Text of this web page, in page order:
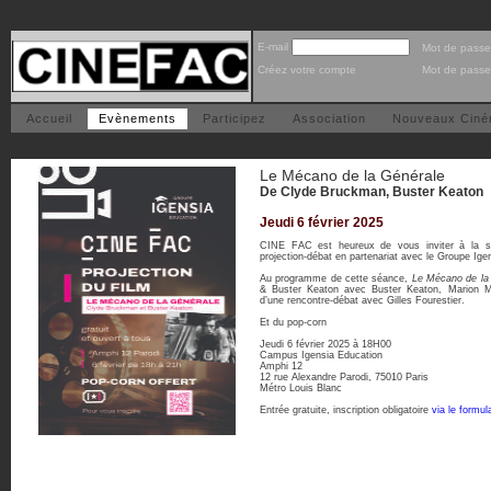
E-mail
Mot de passe
Créez votre compte
Mot de
Accueil Evènements Participez Association Nouveaux
Le Mécano de la Générale
De Clyde Bruckman, Buster Keaton
Jeudi 6 février 2025
CINE FAC est heureux de vous inviter à la
projection-débat en partenariat avec le Groupe
Au programme de cette séance, Le Mécano de la
& Buster Keaton avec Buster Keaton, Marion
d’une rencontre-débat avec Gilles Fourestier.
Et du pop-corn
Jeudi 6 février 2025 à 18H00
Campus Igensia Education
Amphi 12
12 rue Alexandre Parodi, 75010 Paris
Métro Louis Blanc
Entrée gratuite, inscription obligatoire via le